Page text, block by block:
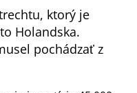
ktorý je
Holandska.
pochádzať z